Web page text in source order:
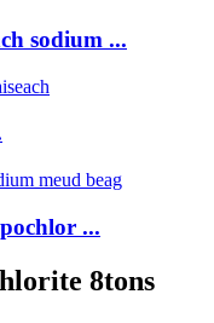
sodium ...
...
8tons